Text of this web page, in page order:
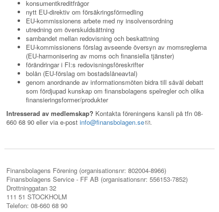
konsumentkreditfrågor
nytt EU-direktiv om försäkringsförmedling
EU-kommissionens arbete med ny insolvensordning
utredning om överskuldsättning
sambandet mellan redovisning och beskattning
EU-kommissionens förslag avseende översyn av momsreglerna
(EU-harmonisering av moms och finansiella tjänster)
förändringar i FI:s redovisningsföreskrifter
bolån (EU-förslag om bostadslåneavtal)
genom anordnande av informationsmöten bidra till såväl debatt
som fördjupad kunskap om finansbolagens spelregler och olika
finansieringsformer/produkter
Intresserad av medlemskap? Kontakta föreningens kansli på tfn 08-
660 68 90 eller via e-postinfo@finansbolagen.se(link
mail)
.
Finansbolagens Förening (organisationsnr: 802004-8966)
Finansbolagens Service - FF AB (organisationsnr: 556153-7852)
Drottninggatan 32
111 51 STOCKHOLM
Telefon: 08-660 68 90